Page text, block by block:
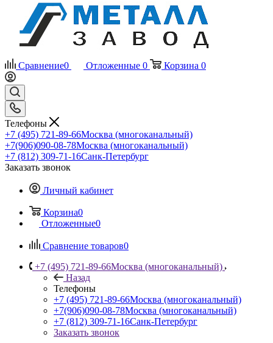
Сравнение0 Отложенные 0 Корзина 0
Телефоны
+7 (495) 721-89-66Москва (многоканальный)
+7(906)090-08-78Москва (многоканальный)
+7 (812) 309-71-16Санк-Петербург
Заказать звонок
Личный кабинет
Корзина0
Отложенные0
Сравнение товаров0
+7 (495) 721-89-66Москва (многоканальный)
Назад
Телефоны
+7 (495) 721-89-66Москва (многоканальный)
+7(906)090-08-78Москва (многоканальный)
+7 (812) 309-71-16Санк-Петербург
Заказать звонок